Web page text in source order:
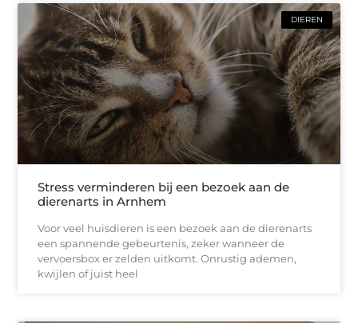
DIEREN
Stress verminderen bij een bezoek aan de
dierenarts in Arnhem
Voor veel huisdieren is een bezoek aan de dierenarts
een spannende gebeurtenis, zeker wanneer de
vervoersbox er zelden uitkomt. Onrustig ademen,
kwijlen of juist heel